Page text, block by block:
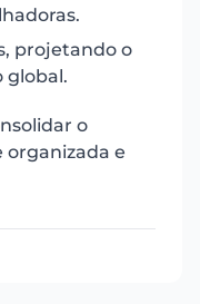
projetando o
global.
o
e